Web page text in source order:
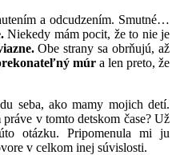
a odcudzením. Smutné…
Niekedy mám pocit, že to nie je
Obe strany sa obrňujú, až
múr a len preto, že
seba, ako mamy mojich detí.
práve v tomto detskom čase? Už
otázku. Pripomenula mi ju
v celkom inej súvislosti.